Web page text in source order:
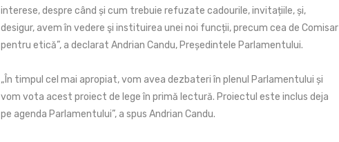
interese, despre când și cum trebuie refuzate cadourile, invitațiile, și,
desigur, avem în vedere şi instituirea unei noi funcții, precum cea de Comisar
pentru etică”, a declarat Andrian Candu, Președintele Parlamentului.
„În timpul cel mai apropiat, vom avea dezbateri în plenul Parlamentului și
vom vota acest proiect de lege în primă lectură. Proiectul este inclus deja
pe agenda Parlamentului”, a spus Andrian Candu.